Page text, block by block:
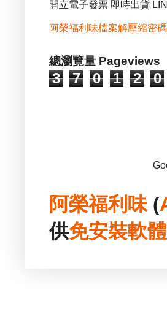
開立電子發票 即時出貨
阿榮福利味檔案解壓縮密
總瀏覽量 Pageviews
3 7 0 1 2 0
阿榮福利味(
供免安裝軟體